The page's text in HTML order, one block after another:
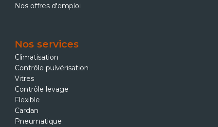
Nos offres d'emploi
Nos services
Climatisation
Contrôle pulvérisation
Vitres
Contrôle levage
Flexible
Cardan
Pneumatique